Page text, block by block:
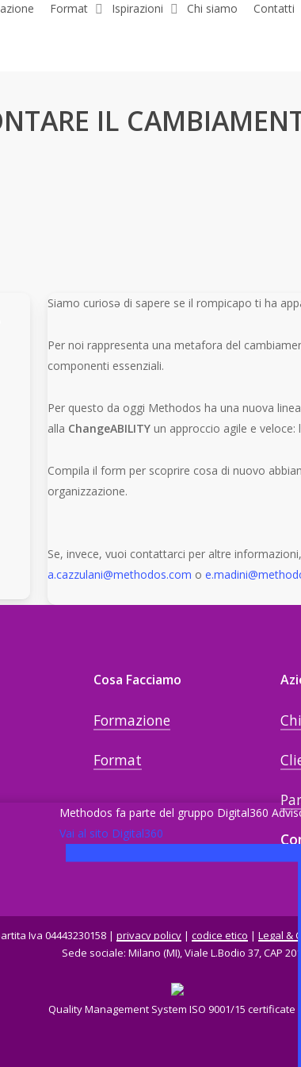
Format Ispirazioni Chi siamo Contatti
IL
Siamo curiosə di sapere se il rompicapo ti ha
Per noi rappresenta una metafora del
componenti essenziali.
Per questo da oggi Methodos ha una nuova
alla ChangeABILITY un approccio agile e veloce:
Compila il form per scoprire cosa di nuovo
organizzazione.
Se, invece, vuoi contattarci per altre
a.cazzulani@methodos.com o
Cosa Facciamo
Formazione
Format
Iva 04443230158 | privacy policy| codice etico | Legal &
Sede sociale: Milano (MI), Viale L.Bodio 37, CAP
Quality Management System ISO 9001/15 certificate
Methodos fa parte del gruppo Digital360
Vai al sito Digital360